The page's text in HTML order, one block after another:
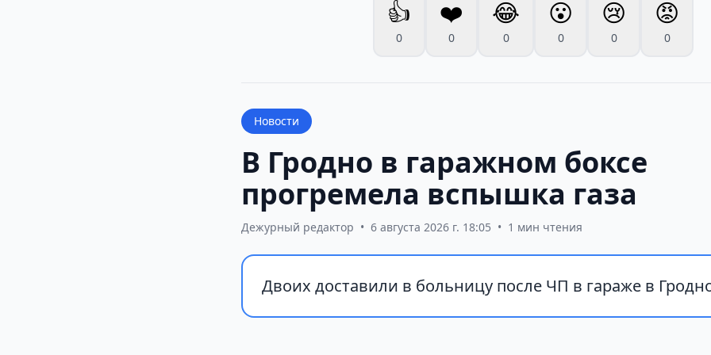
👍
0
❤️
0
😂
0
😮
0
😢
0
😡
0
Новости
В Гродно в гаражном боксе
прогремела вспышка газа
Дежурный редактор • 6 августа 2026 г. 18:05 • 1 мин чтения
Двоих доставили в больницу после ЧП в гараже в